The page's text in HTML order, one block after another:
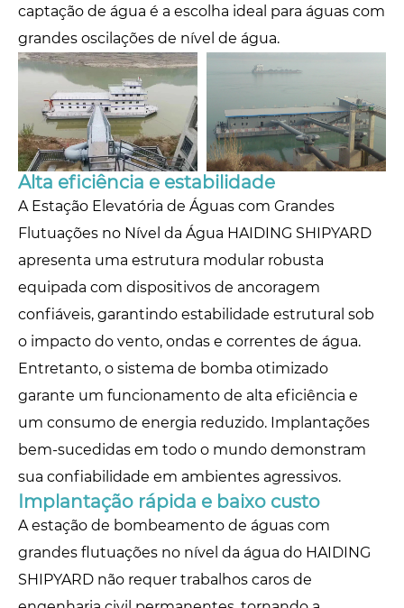
captação de água é a escolha ideal para águas com
grandes oscilações de nível de água.
Alta eficiência e estabilidade
A Estação Elevatória de Águas com Grandes
Flutuações no Nível da Água HAIDING SHIPYARD
apresenta uma estrutura modular robusta
equipada com dispositivos de ancoragem
confiáveis, garantindo estabilidade estrutural sob
o impacto do vento, ondas e correntes de água.
Entretanto, o sistema de bomba otimizado
garante um funcionamento de alta eficiência e
um consumo de energia reduzido. Implantações
bem-sucedidas em todo o mundo demonstram
sua confiabilidade em ambientes agressivos.
Implantação rápida e baixo custo
A estação de bombeamento de águas com
grandes flutuações no nível da água do HAIDING
SHIPYARD não requer trabalhos caros de